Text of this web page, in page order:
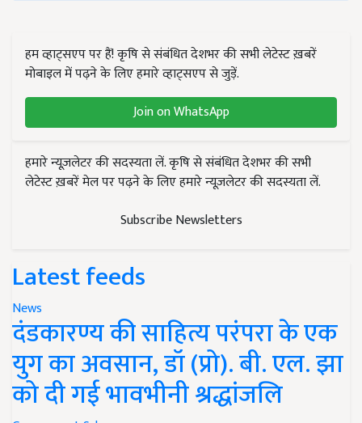
हम व्हाट्सएप पर हैं! कृषि से संबंधित देशभर की सभी लेटेस्ट ख़बरें
मोबाइल में पढ़ने के लिए हमारे व्हाट्सएप से जुड़ें.
Join on WhatsApp
हमारे न्यूज़लेटर की सदस्यता लें. कृषि से संबंधित देशभर की सभी
लेटेस्ट ख़बरें मेल पर पढ़ने के लिए हमारे न्यूज़लेटर की सदस्यता लें.
Subscribe Newsletters
Latest feeds
News
दंडकारण्य की साहित्य परंपरा के एक
युग का अवसान, डॉ (प्रो). बी. एल. झा
को दी गई भावभीनी श्रद्धांजलि